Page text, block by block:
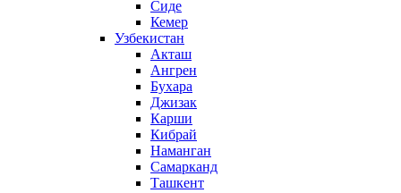
Сиде
Кемер
Узбекистан
Акташ
Ангрен
Бухара
Джизак
Карши
Кибрай
Наманган
Самарканд
Ташкент